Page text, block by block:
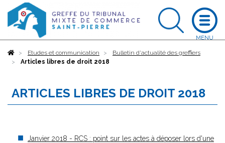
AccueilEtudes et communication
Bulletin d'actualité des greffiers
Articles libres de droit 2018
ARTICLES LIBRES DE DROIT 2018
Janvier 2018 - RCS : point sur les actes à déposer lors d'une